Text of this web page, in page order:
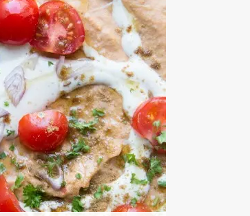
DANIA GŁÓWNE
LUNCHE DO PRACY